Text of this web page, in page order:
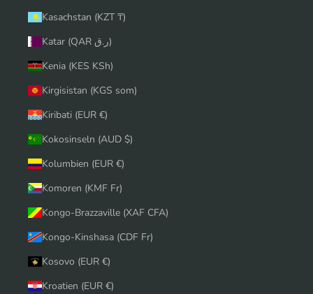
Kasachstan (KZT ₸)
Katar (QAR ر.ق)
Kenia (KES KSh)
Kirgisistan (KGS som)
Kiribati (EUR €)
Kokosinseln (AUD $)
Kolumbien (EUR €)
Komoren (KMF Fr)
Kongo-Brazzaville (XAF CFA)
Kongo-Kinshasa (CDF Fr)
Kosovo (EUR €)
Kroatien (EUR €)